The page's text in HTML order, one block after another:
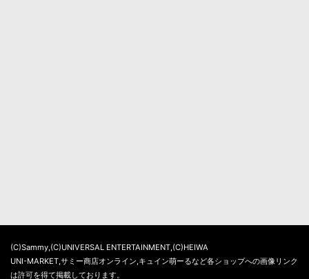
(C)Sammy,(C)UNIVERSAL ENTERTAINMENT,(C)HEIWA
UNI-MARKET,サミー商店オンライン,キュイン萌ーるなど各ショップへの画像リンク
は許可を得て掲載しております。